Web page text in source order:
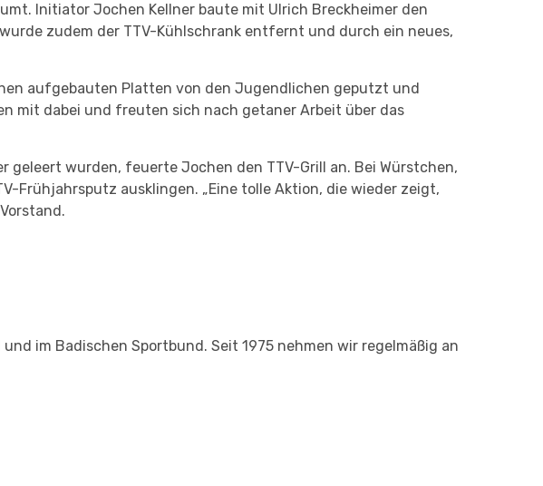
Initiator Jochen Kellner baute mit Ulrich Breckheimer den
zudem der TTV-Kühlschrank entfernt und durch ein neues,
aufgebauten Platten von den Jugendlichen geputzt und
mit dabei und freuten sich nach getaner Arbeit über das
geleert wurden, feuerte Jochen den TTV-Grill an. Bei Würstchen,
Frühjahrsputz ausklingen. „Eine tolle Aktion, die wieder zeigt,
im Badischen Sportbund. Seit 1975 nehmen wir regelmäßig an